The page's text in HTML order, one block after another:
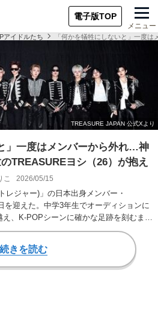
電子版TOP
メニュー
アイドルたち 「何かを犠牲にしないと」一度
」一度はメンバーから外れ…神
TREASUREヨシ（26）が抱え
こ 2026/05/15
レジャー)」の日本出身メンバー・
を迎えた。中学3年生でオーディションに
、K-POPシーンに確かな足跡を刻むまで
続きを読む